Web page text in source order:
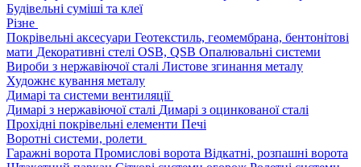
Будівельні суміші та клеї
Різне
Покрівельні аксесуари Геотекстиль, геомембрана, бентонітові
мати Декоративні стелі OSB, QSB Опалювальні системи
Вироби з нержавіючої сталі Листове згинання металу
Художнє кування металу
Димарі та системи вентиляції
Димарі з нержавіючої сталі Димарі з оцинкованої сталі
Прохідні покрівельні елементи Печі
Воротні системи, ролети
Гаражні ворота Промислові ворота Відкатні, розпашні ворота